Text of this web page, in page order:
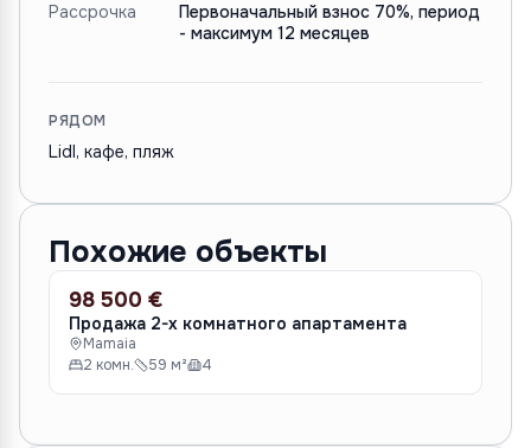
Рассрочка
Первоначальный взнос 70%, период
- максимум 12 месяцев
РЯДОМ
Lidl, кафе, пляж
Похожие объекты
ПРОДАЖА
98 500 €
Продажа 2-х комнатного апартамента
Mamaia
2 комн.
59 м² 4